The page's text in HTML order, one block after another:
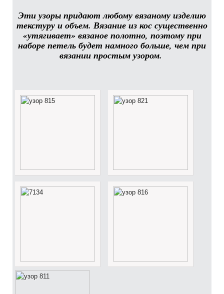
Эти узоры придают любому вязаному изделию
текстуру и объем. Вязание из кос существенно
«утягивает» вязаное полотно, поэтому при
наборе петель будет намного больше, чем при
вязании простым узором.